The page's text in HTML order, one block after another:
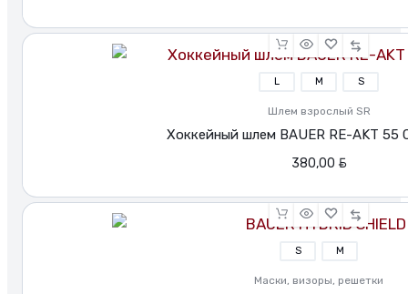
L M S
Шлем взрослый SR
Хоккейный шлем BAUER RE-AKT 55
380,00 BYN
S M
Маски, визоры, решетки